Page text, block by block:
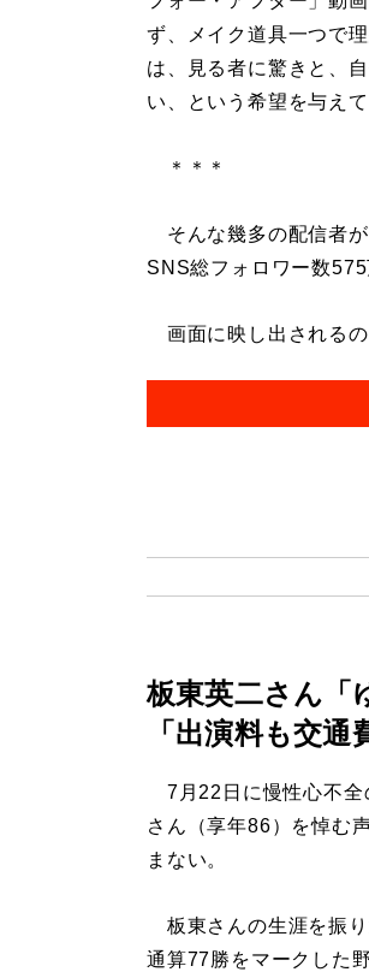
ず、メイク道具一つで
は、見る者に驚きと、
い、という希望を与えて
＊＊＊
そんな幾多の配信者が
SNS総フォロワー数
画面に映し出される
板東英二さん「
「出演料も交
7月22日に慢性心不全
さん（享年86）を悼む
まない。
板東さんの生涯を振
通算77勝をマークした